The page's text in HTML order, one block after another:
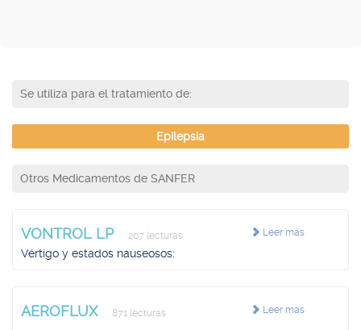
Se utiliza para el tratamiento de:
Epilepsia
Otros Medicamentos de SANFER
Leer más
VONTROL LP 207 lecturas
Vértigo y estados nauseosos:
Leer más
AEROFLUX 871 lecturas